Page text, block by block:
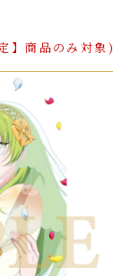
商品のみ対象)